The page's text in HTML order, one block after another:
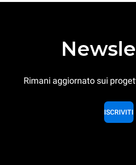
Rimani aggiornato sui
ISCRIVITI